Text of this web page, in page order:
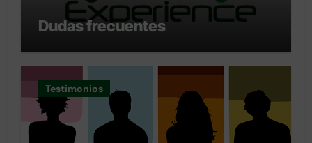
Dudas frecuentes
Testimonios